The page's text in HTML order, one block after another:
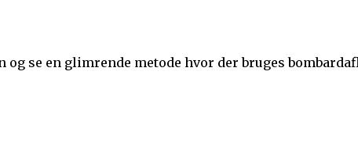
og se en glimrende metode hvor der bruges